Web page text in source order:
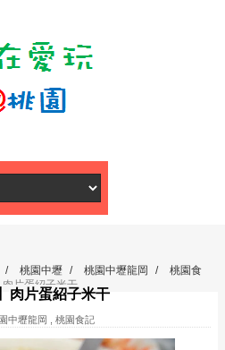
/ 桃園中壢 / 桃園中壢龍岡 /
桃園食
片蛋紹子米干
肉片蛋紹子米干
中壢龍岡 桃園食記